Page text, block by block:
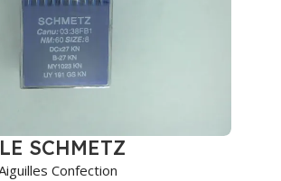
pour agrandir
SCHMETZ
Confection